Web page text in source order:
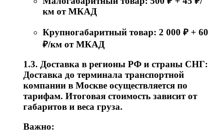
км от МКАД
Крупногабаритный товар: 2 000 ₽ + 60
₽/км от МКАД
1.3. Доставка в регионы РФ и страны СНГ:
Доставка до терминала транспортной
компании в Москве осуществляется по
тарифам. Итоговая стоимость зависит от
габаритов и веса груза.
Важно: